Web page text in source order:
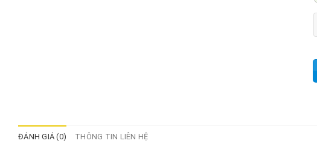
ĐÁNH GIÁ (0) THÔNG TIN LIÊN HỆ